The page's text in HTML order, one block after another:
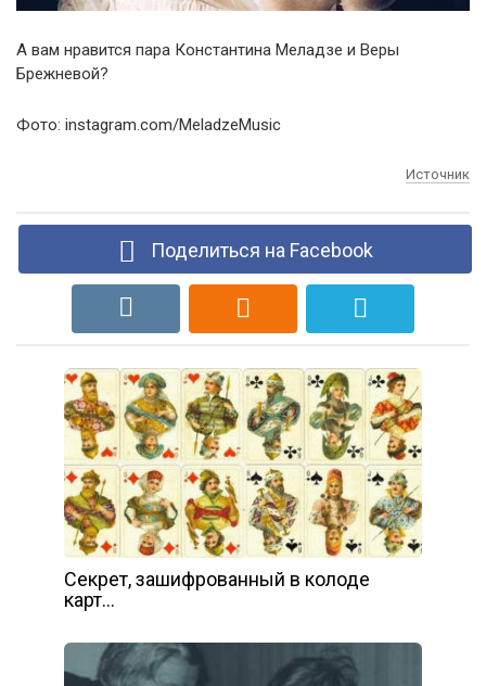
А вам нравится пара Константина Меладзе и Веры
Брежневой?
Фото: instagram.com/MeladzeMusic
Источник
Поделиться на Facebook
Секрет, зашифрованный в колоде
карт…